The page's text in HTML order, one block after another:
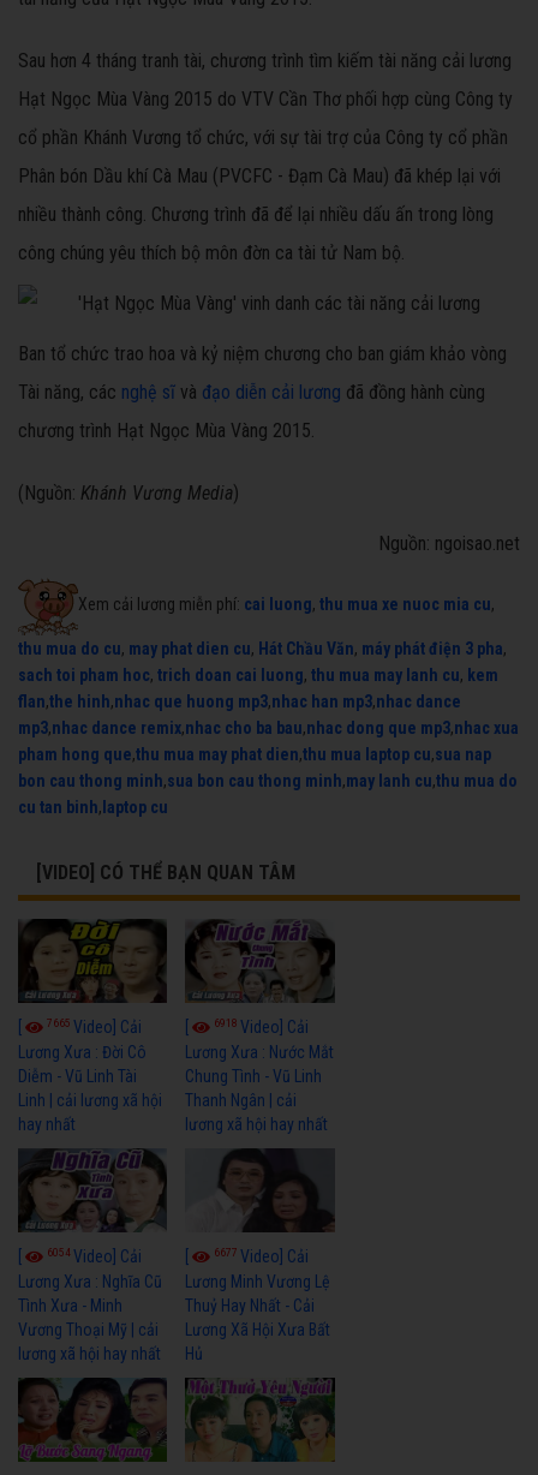
Sau hơn 4 tháng tranh tài, chương trình tìm kiếm tài năng cải lương
Hạt Ngọc Mùa Vàng 2015 do VTV Cần Thơ phối hợp cùng Công ty
cổ phần Khánh Vương tổ chức, với sự tài trợ của Công ty cổ phần
Phân bón Dầu khí Cà Mau (PVCFC - Đạm Cà Mau) đã khép lại với
nhiều thành công. Chương trình đã để lại nhiều dấu ấn trong lòng
công chúng yêu thích bộ môn đờn ca tài tử Nam bộ.
Ban tổ chức trao hoa và kỷ niệm chương cho ban giám khảo vòng
Tài năng, các nghệ sĩ và đạo diễn cải lương đã đồng hành cùng
chương trình Hạt Ngọc Mùa Vàng 2015.
(Nguồn: Khánh Vương Media)
Nguồn: ngoisao.net
Xem cải lương miễn phí: cai luong, thu mua xe nuoc mia cu,
thu mua do cu, may phat dien cu, Hát Chầu Văn, máy phát điện 3 pha,
sach toi pham hoc, trich doan cai luong, thu mua may lanh cu, kem
flan,the hinh,nhac que huong mp3,nhac han mp3,nhac dance
mp3,nhac dance remix,nhac cho ba bau,nhac dong que mp3,nhac xua
pham hong que,thu mua may phat dien,thu mua laptop cu,sua nap
bon cau thong minh,sua bon cau thong minh,may lanh cu,thu mua do
cu tan binh, laptop cu
[VIDEO] CÓ THỂ BẠN QUAN TÂM
7665 Video] Cải
Lương Xưa : Đời Cô
Diễm - Vũ Linh Tài
Linh | cải lương xã hội
hay nhất
6918Video] Cải
Lương Xưa : Nước Mắt
Chung Tình - Vũ Linh
Thanh Ngân | cải
lương xã hội hay nhất
6054Video] Cải
Lương Xưa : Nghĩa Cũ
Tình Xưa - Minh
Vương Thoại Mỹ | cải
lương xã hội hay nhất
6677Video] Cải
Lương Minh Vương Lệ
Thuỷ Hay Nhất - Cải
Lương Xã Hội Xưa Bất
Hủ